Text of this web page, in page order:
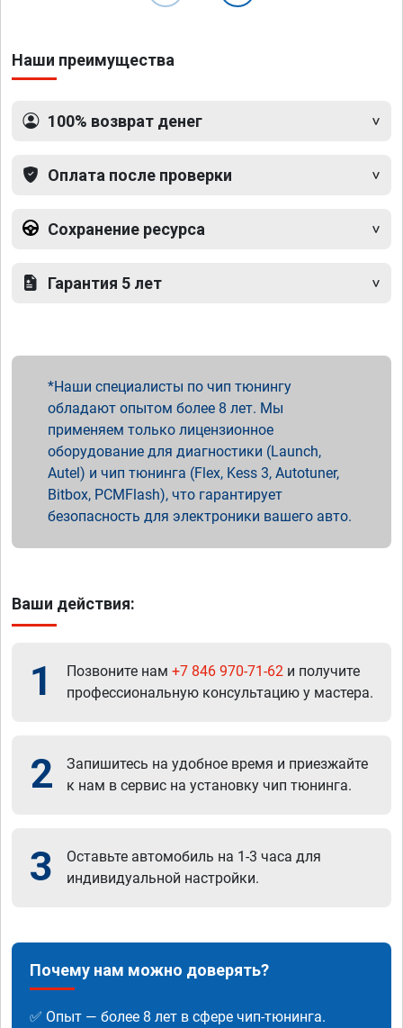
Наши преимущества
100% возврат денег
Оплата после проверки
Сохранение ресурса
Гарантия 5 лет
Наши специалисты по чип тюнингу
обладают опытом более 8 лет. Мы
применяем только лицензионное
оборудование для диагностики (Launch,
Autel) и чип тюнинга (Flex, Kess 3, Autotuner,
Bitbox, PCMFlash), что гарантирует
безопасность для электроники вашего авто.
Ваши действия:
1 Позвоните нам +7 846 970-71-62 и получите
профессиональную консультацию у мастера.
2
Запишитесь на удобное время и приезжайте
к нам в сервис на установку чип тюнинга.
3
Оставьте автомобиль на 1-3 часа для
индивидуальной настройки.
Почему нам можно доверять?
✅ Опыт — более 8 лет в сфере чип-тюнинга.